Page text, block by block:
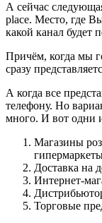
А сейчас
place. Место, где
какой канал будет
Причём, когда мы
сразу
А когда все
телефону. Но
много. И вот одни
Магазины
Доставка на
Интернет-
Торговые